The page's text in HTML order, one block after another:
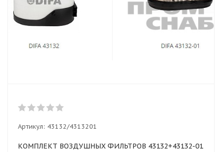
Артикул: 43132/4313201
КОМПЛЕКТ ВОЗДУШНЫХ ФИЛЬТРОВ 43132+43132-01